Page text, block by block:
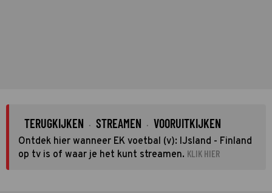
TERUGKIJKEN · STREAMEN · VOORUITKIJKEN
Ontdek hier wanneer EK voetbal (v): IJsland - Finland
op tv is of waar je het kunt streamen. KLIK HIER